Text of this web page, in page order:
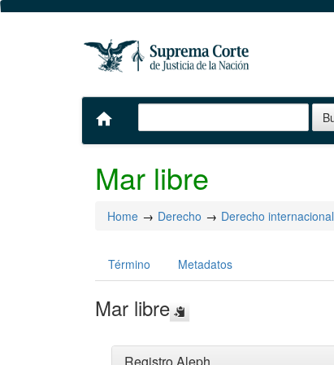
home
Mar libre
Home Derecho Derecho internacional
Término Metadatos
Mar libre